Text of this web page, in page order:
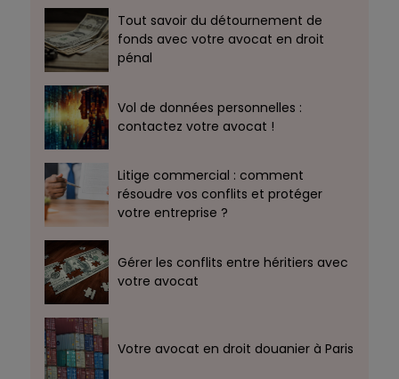
Tout savoir du détournement de
fonds avec votre avocat en droit
pénal
Vol de données personnelles :
contactez votre avocat !
Litige commercial : comment
résoudre vos conflits et protéger
votre entreprise ?
Gérer les conflits entre héritiers avec
votre avocat
Votre avocat en droit douanier à Paris